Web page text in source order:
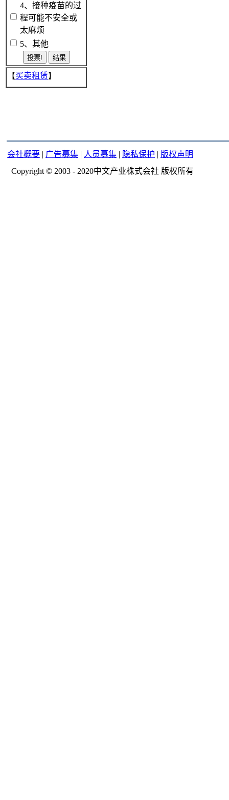
4、接种疫苗的过
程可能不安全或
太麻烦
5、其他
【买卖租赁】
会社概要 | 广告募集 | 人员募集 | 隐私保护 | 版权声明
Copyright © 2003 - 2020中文产业株式会社 版权所有